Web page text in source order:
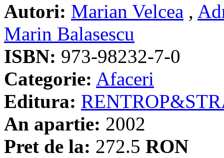
Autori: Marian Velcea ,
Marin Balasescu
ISBN: 973-98232-7-0
Categorie: Afaceri
Editura:
An apartie: 2002
Pret de la: 272.5 RON